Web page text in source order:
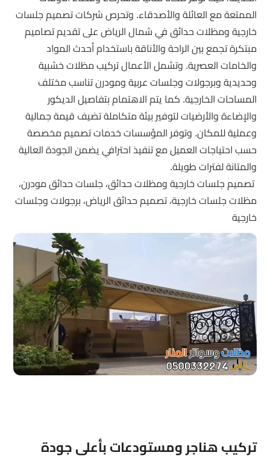
الممتعة مع العائلة والأصدقاء. وتحرص شركات تصميم جلسات
خارجية ومظلات حدائق في شمال الرياض على تقديم تصاميم
مبتكرة تجمع بين الراحة والأناقة باستخدام أحدث المواد
والخامات العصرية. وتشمل الأعمال تركيب مظلات خشبية
وحديدية وبرجولات وجلسات عربية ومودرن تناسب مختلف
المساحات الخارجية. كما يتم الاهتمام بتفاصيل الديكور
والإضاءة والأرضيات لتوفير بيئة متكاملة تضيف قيمة جمالية
وعملية للمكان. وتوفر المؤسسات خدمات تصميم مخصصة
حسب احتياجات العميل مع تنفيذ احترافي يضمن الجودة العالية
والمتانة لفترات طويلة.
تصميم جلسات خارجية ومظلات حدائق، جلسات حدائق مودرن،
مظلات جلسات خارجية، تصميم حدائق الرياض، برجولات وجلسات
خارجية
تركيب هناجر ومستودعات بأعلى جودة